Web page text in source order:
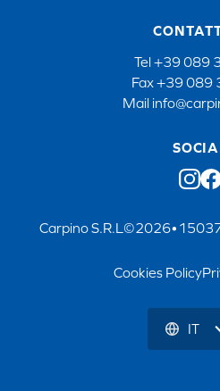
Tel+39 089
Fax+39 089
Mail
Carpino S.R.L ©2026•
Cookies Policy
IT